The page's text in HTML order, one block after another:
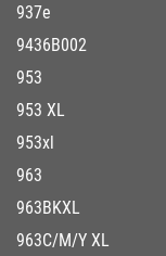
937e
9436B002
953
953 XL
953xl
963
963BKXL
963C/M/Y XL